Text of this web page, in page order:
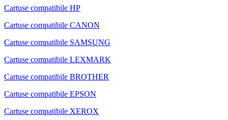
Cartuse compatibile HP
Cartuse compatibile CANON
Cartuse compatibile SAMSUNG
Cartuse compatibile LEXMARK
Cartuse compatibile BROTHER
Cartuse compatibile EPSON
Cartuse compatibile XEROX